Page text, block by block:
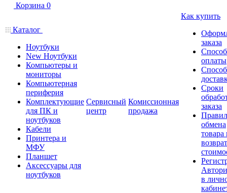
Корзина 0
Каталог
Ноутбуки
New Ноутбуки
Компьютеры и
мониторы
Компьютерная
периферия
Комплектующие
для ПК и
ноутбуков
Кабели
Принтера и
МФУ
Планшет
Аксессуары для
ноутбуков
Сервисный
центр
Комиссионная
продажа
Как купить
заказа
оплаты
Сроки
заказа
обмена
товара
в